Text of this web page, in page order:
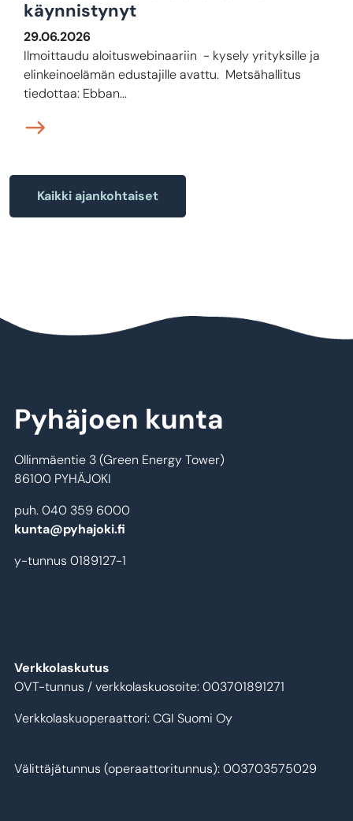
käynnistynyt
29.06.2026
Ilmoittaudu aloituswebinaariin - kysely yrityksille ja
elinkeinoelämän edustajille avattu. Metsähallitus
tiedottaa: Ebban...
Kaikki ajankohtaiset
Pyhäjoen kunta
Ollinmäentie 3 (Green Energy Tower)
86100 PYHÄJOKI
puh. 040 359 6000
kunta@pyhajoki.fi
y-tunnus 0189127-1
Verkkolaskutus
OVT-tunnus / verkkolaskuosoite: 003701891271
Verkkolaskuoperaattori: CGI Suomi Oy
Välittäjätunnus (operaattoritunnus): 003703575029